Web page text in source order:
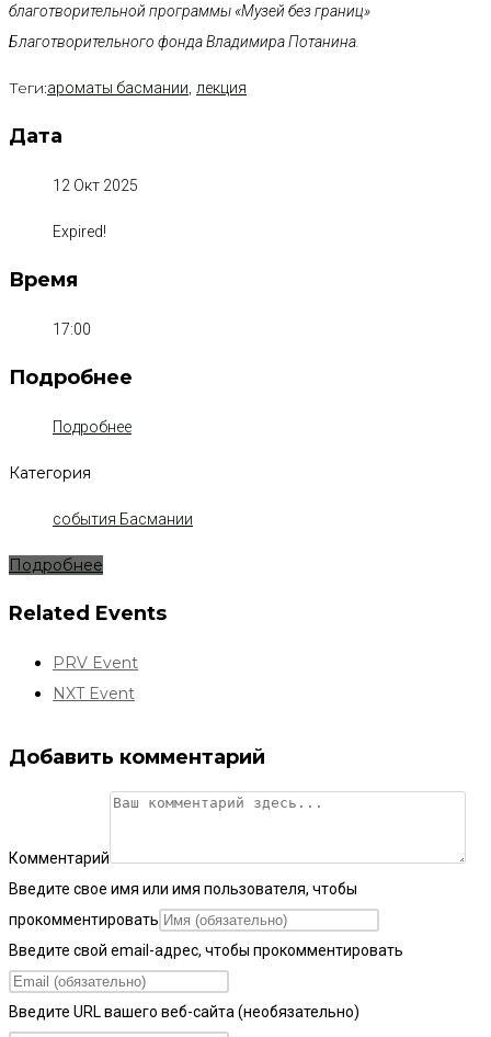
благотворительной программы «Музей без границ»
Благотворительного фонда Владимира Потанина.
Теги:ароматы басмании, лекция
Дата
12 Окт 2025
Expired!
Время
17:00
Подробнее
Подробнее
Категория
события Басмании
Подробнее
Related Events
PRV Event
NXT Event
Добавить комментарий
Комментарий
Введите свое имя или имя пользователя, чтобы
прокомментировать
Введите свой email-адрес, чтобы прокомментировать
Введите URL вашего веб-сайта (необязательно)